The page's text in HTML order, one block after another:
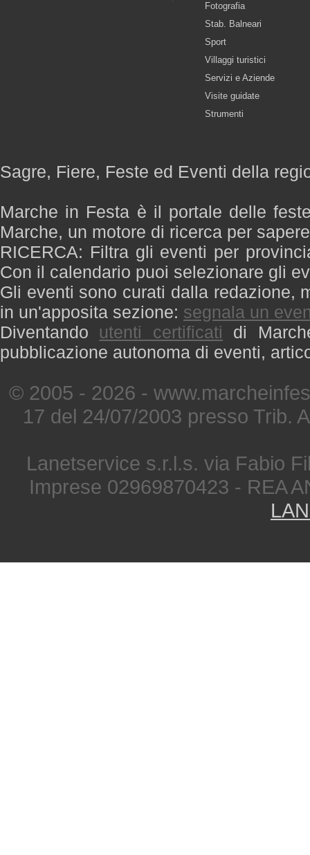
Fotografia
Stab. Balneari
Sport
Villaggi turistici
Servizi e Aziende
Visite guidate
Strumenti
Sagre, Fiere, Feste ed Eventi della
Marche in Festa è il portale delle
Marche, un motore di ricerca per
RICERCA: Filtra gli eventi per
Con il calendario puoi selezionare gli
Gli eventi sono curati dalla redazione,
in un'apposita sezione: segnala un
Diventando utenti certificati di
pubblicazione autonoma di eventi,
© 2005 - 2026 -
17 del 24/07/2003 presso Trib.
Lanetservice s.r.l.s. via Fabio
Imprese 02969870423 - REA